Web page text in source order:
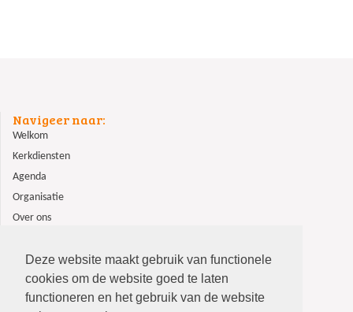
Deze website maakt gebruik van functionele
cookies om de website goed te laten
functioneren en het gebruik van de website
Navigeer naar:
Welkom
Kerkdiensten
Agenda
Organisatie
Over ons
Contact